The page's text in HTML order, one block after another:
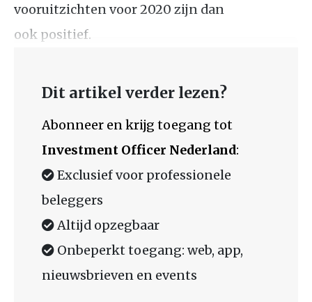
vooruitzichten voor 2020 zijn dan
ook positief.
Dit artikel verder lezen?
Abonneer en krijg toegang tot
Investment Officer Nederland:
Exclusief voor professionele
beleggers
Altijd opzegbaar
Onbeperkt toegang: web, app,
nieuwsbrieven en events